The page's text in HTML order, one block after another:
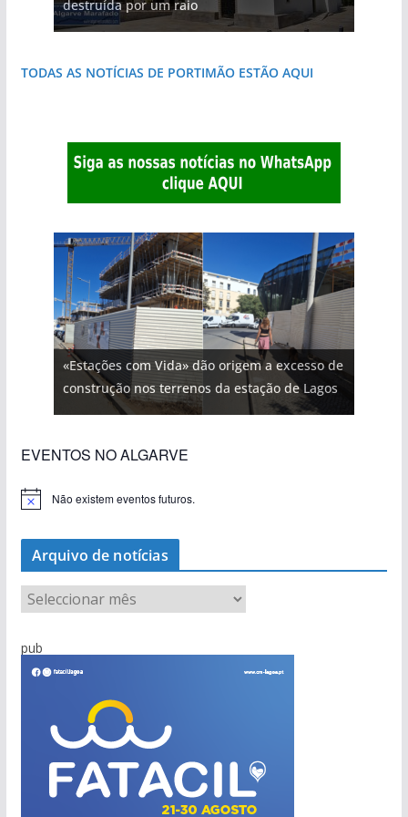
destruída por um raio
natureza
do Algarve
janela para a Ria Formosa
costa e tanto por descobrir
que respira autenticidade
TODAS AS NOTÍCIAS DE PORTIMÃO ESTÃO AQUI
«Estações com Vida» dão origem a excesso de
construção nos terrenos da estação de Lagos
EVENTOS NO ALGARVE
Não existem eventos futuros.
Arquivo de notícias
q
pub